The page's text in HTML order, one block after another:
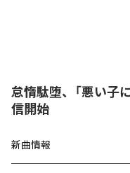
怠惰駄堕、「悪い子
信開始
新曲情報